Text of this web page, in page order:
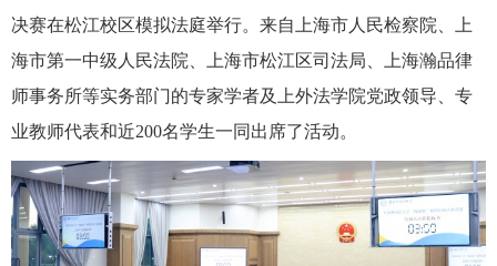
决赛在松江校区模拟法庭举行。来自上海市 人民检察院、上
海市第一中级人民法院、 上海市松江区司法局、
上海瀚品律
师事务所等实务部门的专家学者及
上外法学院党政领导
专
业教师代表和近200名学生一同出席了活动。